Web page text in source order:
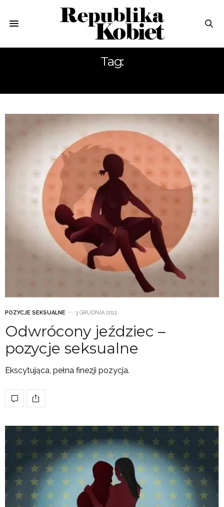
Tag:
POZYCJE SEKSUALNE 3 GRUDNIA 2012
Odwrócony jeździec –
pozycje seksualne
Ekscytująca, pełna finezji pozycja.